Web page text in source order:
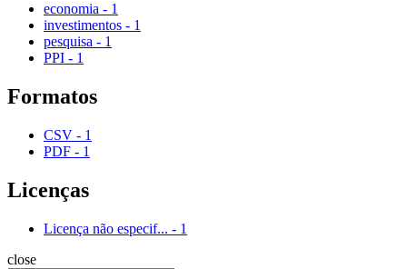
economia - 1
investimentos - 1
pesquisa - 1
PPI - 1
Formatos
CSV - 1
PDF - 1
Licenças
Licença não especif... - 1
close